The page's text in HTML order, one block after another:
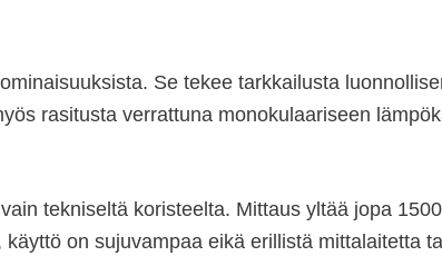
Se tekee tarkkailusta
rasitusta verrattuna monokulaariseen
tekniseltä koristeelta. Mittaus yltää jopa
on sujuvampaa eikä erillistä mittalaitetta